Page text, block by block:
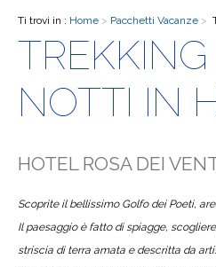
Ti trovi in : Home > Pacchetti Vacanze >
NOTTI IN
HOTEL ROSA DEI
Scoprite il bellissimo Golfo dei Poeti,
Il paesaggio è fatto di spiagge,
striscia di terra amata e descritta da